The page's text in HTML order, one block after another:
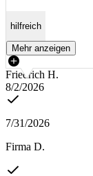
hilfreich
Mehr anzeigen
Friedrich H.
8/2/2026
7/31/2026
Firma D.